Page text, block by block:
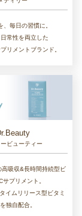
、毎日の習慣に。
常性を両立した
リメントブランド。
ービューティー
吸収&長時間持続型ビ
サプリメント。
イムリリース型ビタミ
独自配合。